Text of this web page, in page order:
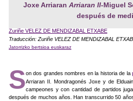
Joxe Arriaran Arriaran II-Miguel
después de
Zuriñe VELEZ DE MENDIZABAL ETXABE
Traducción: Zuriñe VELEZ DE MENDIZABAL
Jatorrizko bertsioa euskaraz
Son dos grandes nombres en la historia de la
Arriaran II. Mondragonés Joxe y de
campeones y con cantidad de partidos
después de muchos años. Han transcurrido 50